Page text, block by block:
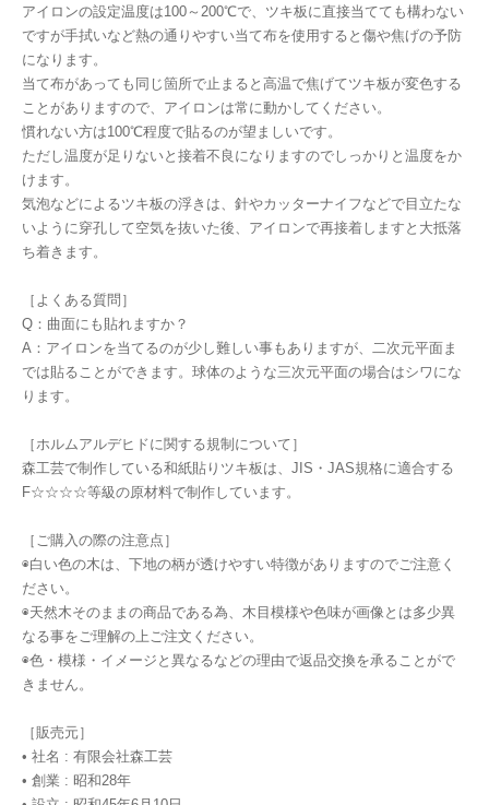
アイロンの設定温度は100～200℃で、ツキ板に直接当てても構わない
ですが手拭いなど熱の通りやすい当て布を使用すると傷や焦げの予防
になります。
当て布があっても同じ箇所で止まると高温で焦げてツキ板が変色する
ことがありますので、アイロンは常に動かしてください。
慣れない方は100℃程度で貼るのが望ましいです。
ただし温度が足りないと接着不良になりますのでしっかりと温度をか
けます。
気泡などによるツキ板の浮きは、針やカッターナイフなどで目立たな
いように穿孔して空気を抜いた後、アイロンで再接着しますと大抵落
ち着きます。
［よくある質問］
Q：曲面にも貼れますか？
A：アイロンを当てるのが少し難しい事もありますが、二次元平面ま
では貼ることができます。球体のような三次元平面の場合はシワにな
ります。
［ホルムアルデヒドに関する規制について］
森工芸で制作している和紙貼りツキ板は、JIS・JAS規格に適合する
F☆☆☆☆等級の原材料で制作しています。
［ご購入の際の注意点］
◉白い色の木は、下地の柄が透けやすい特徴がありますのでご注意く
ださい。
◉天然木そのままの商品である為、木目模様や色味が画像とは多少異
なる事をご理解の上ご注文ください。
◉色・模様・イメージと異なるなどの理由で返品交換を承ることがで
きません。
［販売元］
• 社名 : 有限会社森工芸
• 創業 : 昭和28年